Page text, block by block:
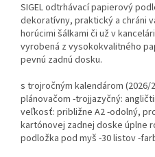
SIGEL odtrhávací papierový
dekoratívny, praktický a chráni
horúcimi šálkami či už v
vyrobená z vysokokvalitného
pevnú zadnú dosku.
s trojročným kalendárom (2026/
plánovačom -trojjazyčný:
veľkosť: približne A2 -odolný,
kartónovej zadnej doske úplne
podložka pod myš -30 listov -